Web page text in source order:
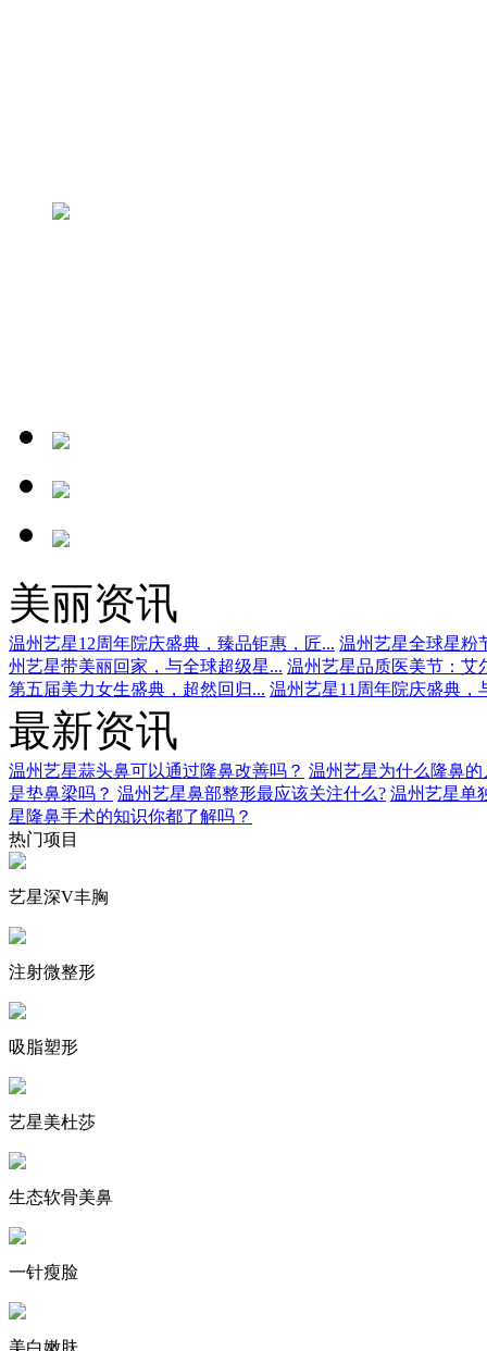
美丽资讯
温州艺星12周年院庆盛典，臻品钜惠，匠... 温州艺星全球星粉
州艺星带美丽回家，与全球超级星... 温州艺星品质医美节：艾
第五届美力女生盛典，超然回归... 温州艺星11周年院庆盛典，
最新资讯
温州艺星蒜头鼻可以通过隆鼻改善吗？ 温州艺星为什么隆鼻
是垫鼻梁吗？ 温州艺星鼻部整形最应该关注什么? 温州艺星单
星隆鼻手术的知识你都了解吗？
热门项目
艺星深V丰胸
注射微整形
吸脂塑形
艺星美杜莎
生态软骨美鼻
一针瘦脸